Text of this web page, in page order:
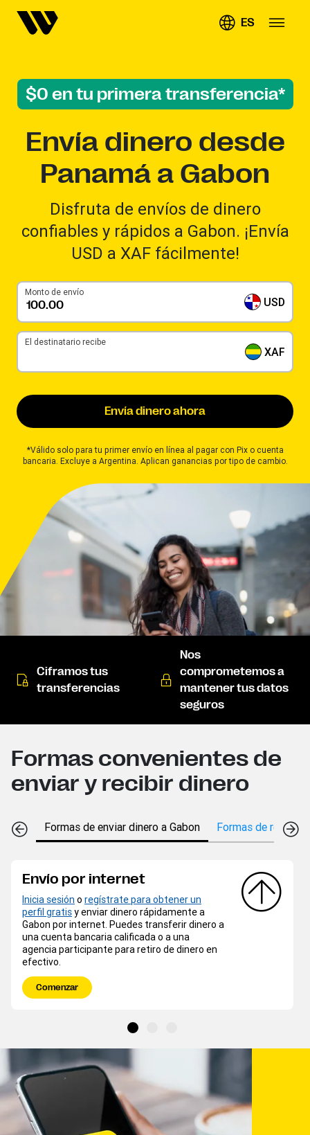
ES
$0 en tu primera transferencia*
Envía dinero desde
Panamá a Gabon
Disfruta de envíos de dinero
confiables y rápidos a Gabon. ¡Envía
USD a XAF fácilmente!
Monto de envío
USD
El destinatario recibe
XAF
Envía dinero ahora
*Válido solo para tu primer envío en línea al pagar con Pix o cuenta
bancaria. Excluye a Argentina. Aplican ganancias por tipo de cambio.
Ciframos tus
transferencias
Nos
comprometemos a
mantener tus datos
seguros
Formas convenientes de
enviar y recibir dinero
Formas de enviar dinero a Gabon Formas de recibir
Envío por internet
Inicia sesión o regístrate para obtener un
perfil gratisy enviar dinero rápidamente a
Gabon por internet. Puedes transferir dinero a
una cuenta bancaria calificada o a una
agencia participante para retiro de dinero en
efectivo.
Comenzar